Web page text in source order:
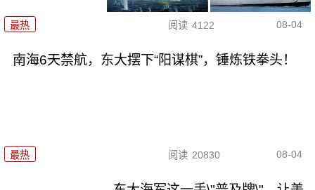
最热 阅读 4122 08-04
南海6天禁航，东大摆下“阳谋棋”，锤炼铁拳头！
最热 阅读 20830 08-04